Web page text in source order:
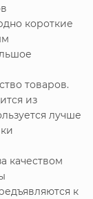
короткие
товаров.
из
лучше
качеством
к